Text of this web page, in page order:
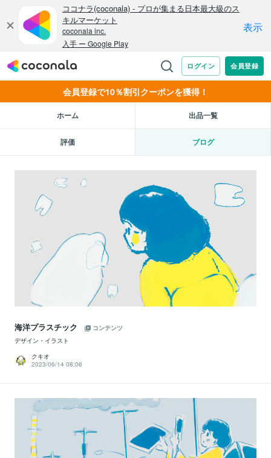
会員登録で10％割引クーポンを獲得！
ホーム 出品一覧
評価 ブログ
海洋プラスチック
コンテンツ
デザイン・イラスト
クキオ
2023/06/14 08:06